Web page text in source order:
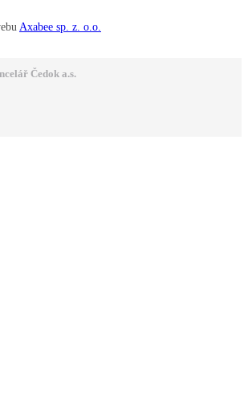
Axabee sp. z. o.o.
Čedok a.s.